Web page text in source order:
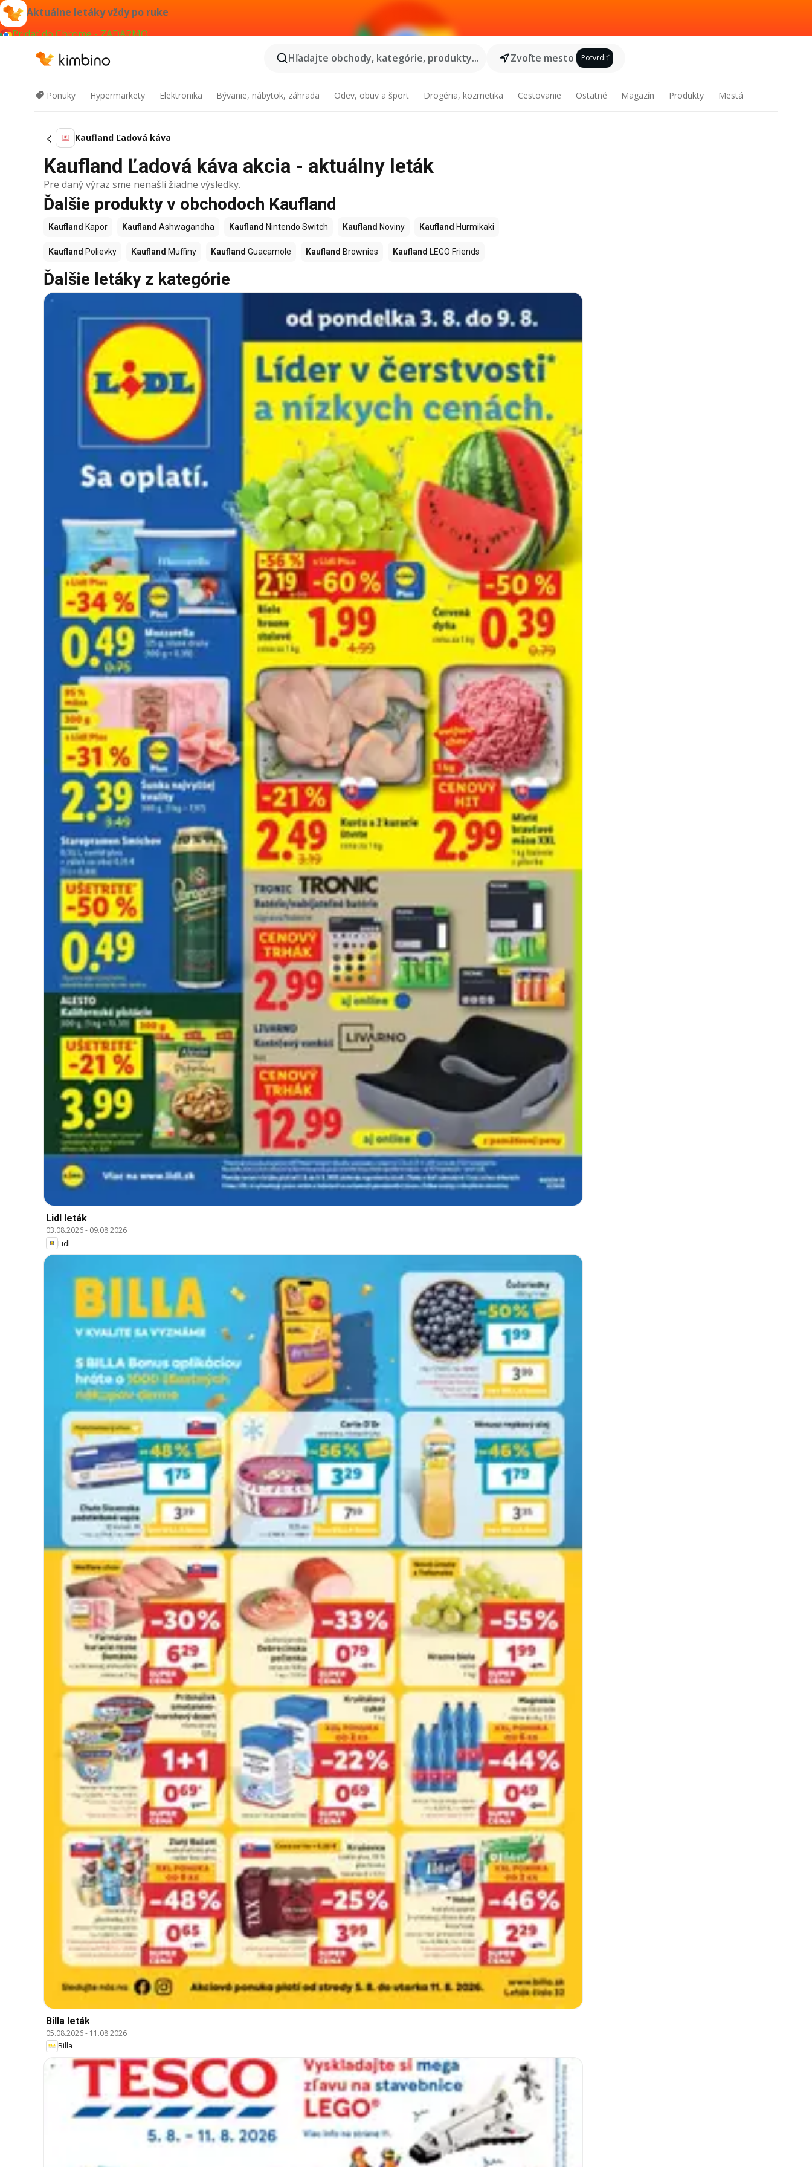
Aktuálne letáky vždy po ruke
Pridať do Chrome - ZADARMO
Hľadajte obchody, kategórie, produkty...
Zvoľte mesto Potvrdiť
Ponuky Hypermarkety Elektronika Bývanie, nábytok, záhrada Odev, obuv a šport Drogéria, kozmetika Cestovanie Ostatné Magazín Produkty Mestá
Kaufland Ľadová káva
Kaufland Ľadová káva akcia - aktuálny leták
Pre daný výraz sme nenašli žiadne výsledky.
Ďalšie produkty v obchodoch Kaufland
Kaufland Kapor Kaufland Ashwagandha Kaufland Nintendo Switch Kaufland Noviny Kaufland Hurmikaki
Kaufland Polievky Kaufland Muffiny Kaufland Guacamole Kaufland Brownies Kaufland LEGO Friends
Ďalšie letáky z kategórie
Lidl leták
03.08.2026- 09.08.2026
Lidl
Billa leták
05.08.2026- 11.08.2026
Billa